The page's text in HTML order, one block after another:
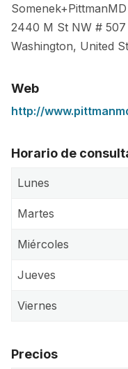
2440 M St NW # 507
Washington, United
Web
http://
Horario de
Lunes
Martes
Miércoles
Jueves
Viernes
Precios